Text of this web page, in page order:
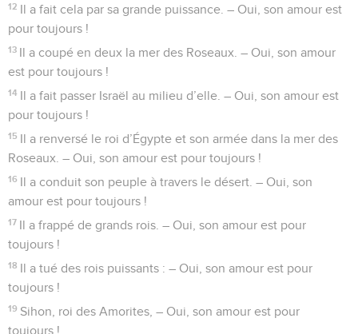
Assis au bord des fleuves à Babylone
1 Dites merci au SEIGNEUR, car il est bon ! – Oui, son amour
est pour toujours !
2 Dites merci à Dieu, le plus grand de tous les dieux ! – Oui,
son amour est pour toujours !
3 Dites merci au Seigneur, le plus puissant de tous les
maîtres ! – Oui, son amour est pour toujours !
4 Lui seul a fait des choses étonnantes ! – Oui, son amour est
pour toujours !
5 Il a fait le ciel avec sagesse. – Oui, son amour est pour
toujours !
6 Il a étendu la terre au-dessus de l’eau. – Oui, son amour est
pour toujours !